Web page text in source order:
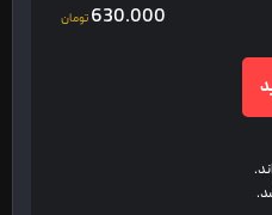
630.000 تومان